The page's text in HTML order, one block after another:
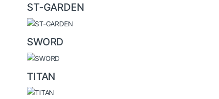
ST-GARDEN
SWORD
TITAN